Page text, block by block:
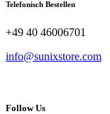
Telefonisch Bestellen
+49 40 46006701
info@sunixstore.com
Follow Us